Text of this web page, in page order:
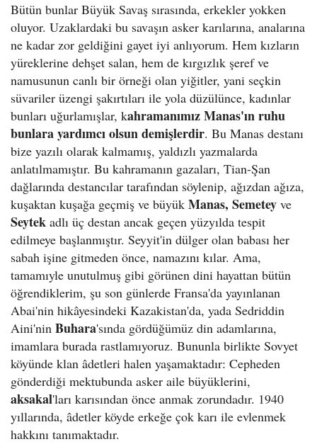
Bütün bunlar Büyük Savaş sırasında, erkekler yokken
oluyor. Uzaklardaki bu savaşın asker karılarına, analarına
ne kadar zor geldiğini gayet iyi anlıyorum. Hem kızların
yüreklerine dehşet salan, hem de kırgızlık şeref ve
namusunun canlı bir örneği olan yiğitler, yani seçkin
süvariler üzengi şakırtıları ile yola düzülünce, kadınlar
bunları uğurlamışlar, kahramanımız Manas'ın ruhu
bunlara yardımcı olsun demişlerdir. Bu Manas destanı
bize yazılı olarak kalmamış, yaldızlı yazmalarda
anlatılmamıştır. Bu kahramanın gazaları, Tian-Şan
dağlarında destancılar tarafından söylenip, ağızdan ağıza,
kuşaktan kuşağa geçmiş ve büyük Manas, Semetey ve
Seytek adlı üç destan ancak geçen yüzyılda tespit
edilmeye başlanmıştır. Seyyit'in dülger olan babası her
sabah işine gitmeden önce, namazını kılar. Ama,
tamamıyle unutulmuş gibi görünen dini hayattan bütün
öğrendiklerim, şu son günlerde Fransa'da yayınlanan
Abai'nin hikâyesindeki Kazakistan'da, yada Sedriddin
Aini'nin Buhara'sında gördüğümüz din adamlarına,
imamlara burada rastlamıyoruz. Bununla birlikte Sovyet
köyünde klan âdetleri halen yaşamaktadır: Cepheden
gönderdiği mektubunda asker aile büyüklerini,
aksakal'ları karısından önce anmak zorundadır. 1940
yıllarında, âdetler köyde erkeğe çok karı ile evlenmek
hakkını tanımaktadır.